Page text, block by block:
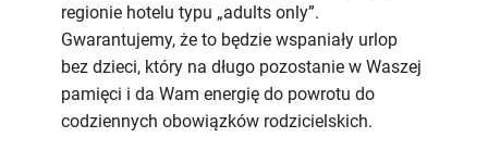
regionie hotelu typu „adults only”.
Gwarantujemy, że to będzie wspaniały urlop
bez dzieci, który na długo pozostanie w Waszej
pamięci i da Wam energię do powrotu do
codziennych obowiązków rodzicielskich.